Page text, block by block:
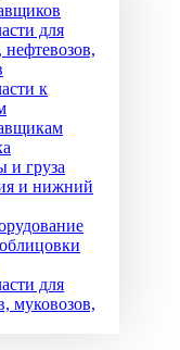
для
к
и груза
и нижний
для
муковозов,